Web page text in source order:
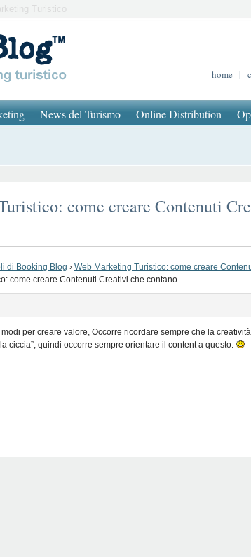
Turistico
home |
News del Turismo Online Distribution
come creare Contenuti
di Booking Blog › Web Marketing Turistico: come creare
come creare Contenuti Creativi che contano
per creare valore, Occorre ricordare sempre che la
ciccia”, quindi occorre sempre orientare il content a questo.